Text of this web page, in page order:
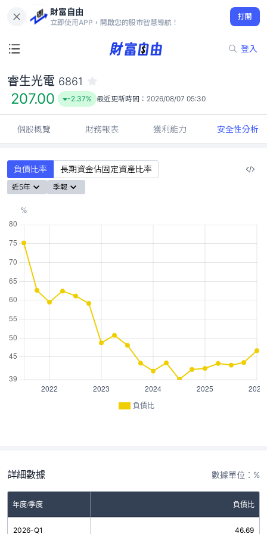
財富自由
立即使用APP，開啟您的股市智慧導航！
打開
登入
207.00
-2.37%
睿生光電 6861
207.00 -2.37% 最近更新時間： 2026/08/07 05:30
個股概覽 財務報表 獲利能力 安全性分析
負債比率 長期資金佔固定資產比率
近5年 季報
負債比
詳細數據 數據單位：%
年度/季度 負債比
2026-Q1 46.69